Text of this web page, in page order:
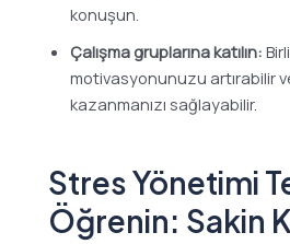
konuşun.
Çalışma gruplarına katılın:
motivasyonunuzu artırabilir ve
kazanmanızı sağlayabilir.
Stres Yönetimi
Öğrenin: Sakin